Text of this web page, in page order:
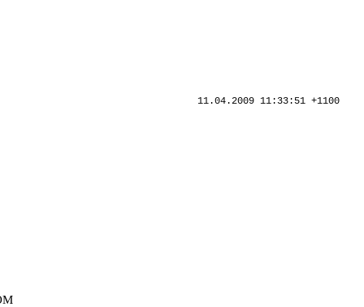
11.04.2009 11:33:51 +1100